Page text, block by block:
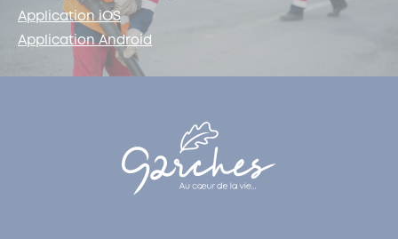
Application iOS
Application Android